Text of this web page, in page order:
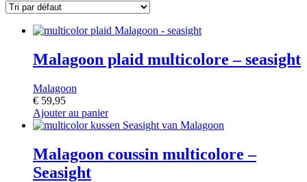
Malagoon plaid multicolore – seasight
Malagoon
€ 59,95
Ajouter au panier
Malagoon coussin multicolore –
Seasight